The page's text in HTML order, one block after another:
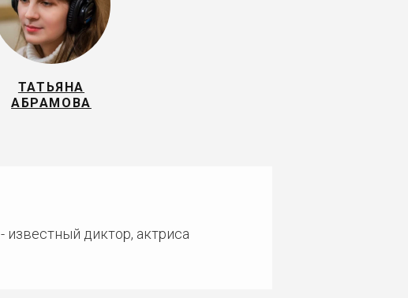
ТАТЬЯНА
АБРАМОВА
- известный диктор, актриса